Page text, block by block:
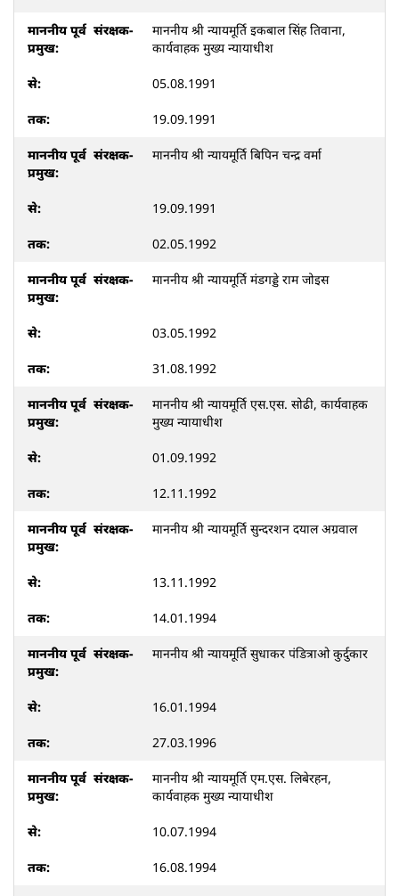
माननीय श्री न्यायमूर्ति इकबाल सिंह तिवाना,
कार्यवाहक मुख्य न्यायाधीश
05.08.1991
19.09.1991
माननीय श्री न्यायमूर्ति बिपिन चन्द्र वर्मा
19.09.1991
02.05.1992
माननीय श्री न्यायमूर्ति मंडगड्डे राम जोइस
03.05.1992
31.08.1992
माननीय श्री न्यायमूर्ति एस.एस. सोढी, कार्यवाहक
मुख्य न्यायाधीश
01.09.1992
12.11.1992
माननीय श्री न्यायमूर्ति सुन्दरशन दयाल अग्रवाल
13.11.1992
14.01.1994
माननीय श्री न्यायमूर्ति सुधाकर पंडित्राओ कुर्दुकार
16.01.1994
27.03.1996
माननीय श्री न्यायमूर्ति एम.एस. लिबेरहन,
कार्यवाहक मुख्य न्यायाधीश
10.07.1994
16.08.1994